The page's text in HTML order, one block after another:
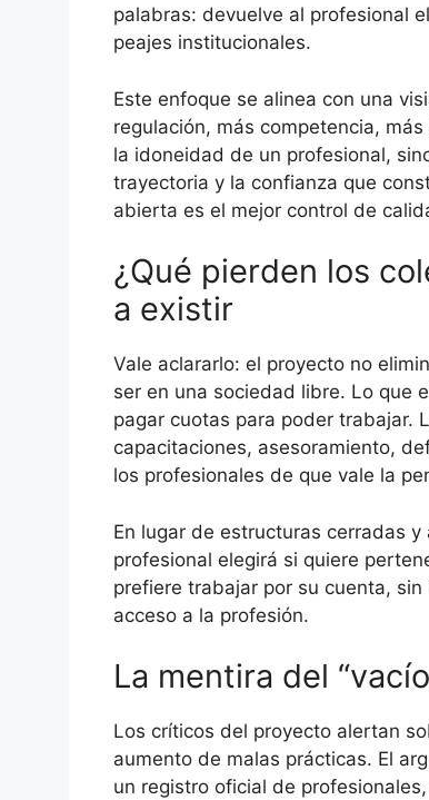
palabras: devuelve al profesional
peajes institucionales.
Este enfoque se alinea con una
regulación, más competencia,
la idoneidad de un profesional,
trayectoria y la confianza que
abierta es el mejor control de
¿Qué pierden los
a existir
Vale aclararlo: el proyecto no
ser en una sociedad libre. Lo que
pagar cuotas para poder trabajar.
capacitaciones, asesoramiento,
los profesionales de que vale la
En lugar de estructuras cerradas
profesional elegirá si quiere
prefiere trabajar por su cuenta,
acceso a la profesión.
La mentira del
Los críticos del proyecto alertan
aumento de malas prácticas. El
un registro oficial de